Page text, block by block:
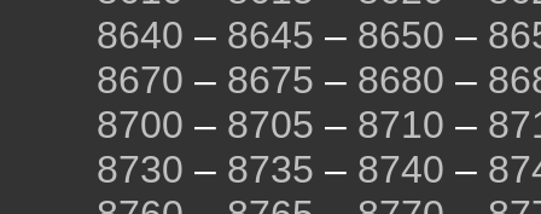
8640 – 8645 – 8650 –
8670 – 8675 – 8680 –
8700 – 8705 – 8710 –
8730 – 8735 – 8740 –